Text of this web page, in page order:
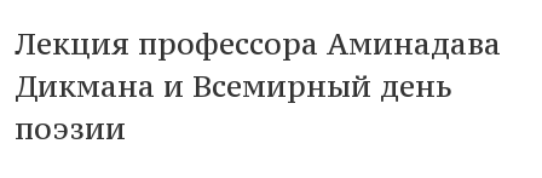
Лекция профессора Аминадава
Дикмана и Всемирный день
поэзии